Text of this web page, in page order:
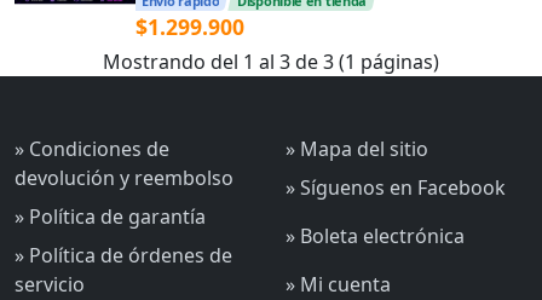
$1.299.900
Mostrando del 1 al 3 de 3 (1 páginas)
» Condiciones de
devolución y reembolso
» Política de garantía
» Política de órdenes de
servicio
» Mapa del sitio
» Síguenos en Facebook
» Boleta electrónica
» Mi cuenta